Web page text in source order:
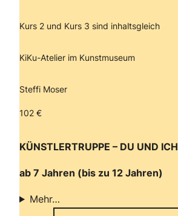
Kurs 2 und Kurs 3 sind inhaltsgleich
KiKu-Atelier im Kunstmuseum
Steffi Moser
102 €
KÜNSTLERTRUPPE – DU UND ICH
ab 7 Jahren (bis zu 12 Jahren)
Mehr…